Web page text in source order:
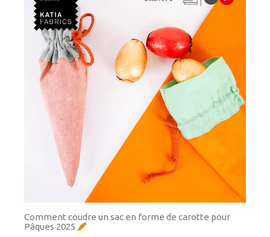
Comment coudre un sac en forme de carotte pour
Pâques 2025